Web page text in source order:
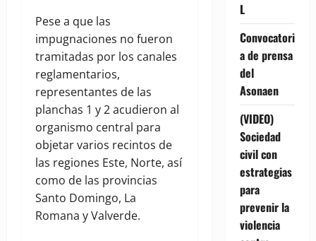
Pese a que las
impugnaciones no fueron
tramitadas por los canales
reglamentarios,
representantes de las
planchas 1 y 2 acudieron al
organismo central para
objetar varios recintos de
las regiones Este, Norte, así
como de las provincias
Santo Domingo, La
Romana y Valverde.
L
Convocatori
a de prensa
del
Asonaen
(VIDEO)
Sociedad
civil con
estrategias
para
prevenir la
violencia